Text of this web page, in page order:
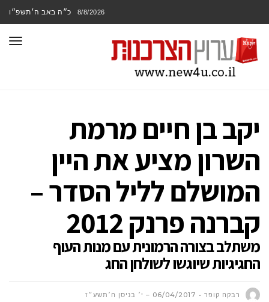
8/8/2026 כ״ה באב ה׳תשפ״ו
יקב בן חיים מרמת
השרון מציע את היין
המושלם לליל הסדר –
קברנה פרנק 2012
משתלב בצורה הרמונית עם מנות העוף
החגיגיות שיוגשו לשולחן החג
רבקה קופר 06/04/2017 – י׳ בניסן ה׳תשע״ז